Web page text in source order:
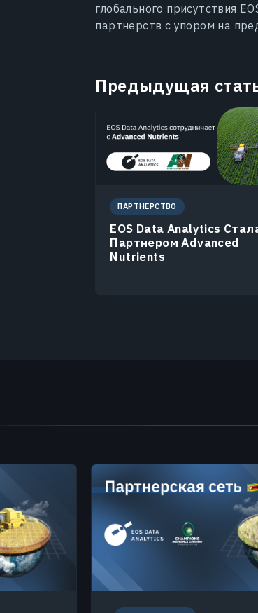
глобального присутствия
партнерств с упором на
Предыдущая
ПАРТНЕРСТВО
EOS Data Analytics
Партнером Advanced
Nutrients